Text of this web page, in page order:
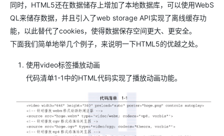
同时，HTML5还在数据储存上增加了本地数据库，可以使用WebS
QL来储存数据，并且引入了web storage API实现了离线缓存功
能，以此替代了cookies，使得数据保存空间更大、更安全。
下面我们简单地举几个例子，来说明一下HTML5的优越之处。
使用video标签播放动画
代码清单1-1中的HTML代码实现了播放动画功能。